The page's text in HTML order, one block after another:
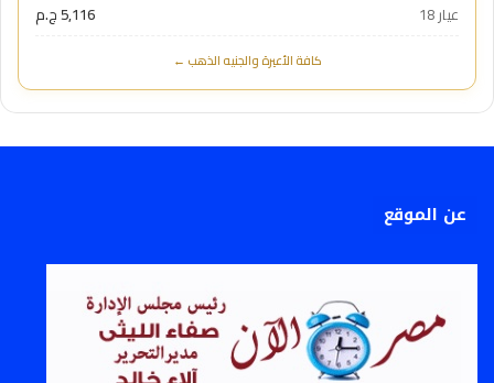
عيار 18
5,116 ج.م
كافة الأعيرة والجنيه الذهب ←
عن الموقع